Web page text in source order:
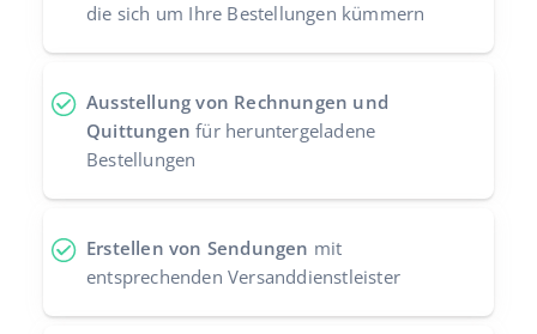
die sich um Ihre Bestellungen kümmern
Ausstellung von Rechnungen und
Quittungen für heruntergeladene
Bestellungen
Erstellen von Sendungen mit
entsprechenden Versanddienstleister